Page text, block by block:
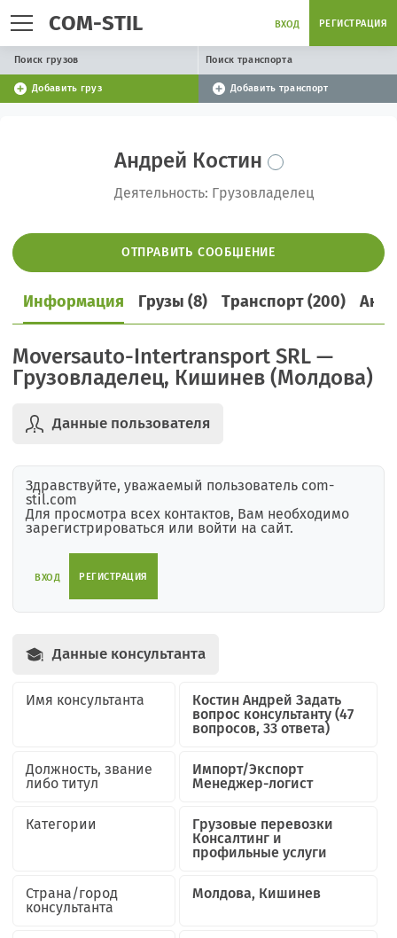
COM-STIL ВХОД РЕГИСТРАЦИЯ
Поиск грузов Поиск транспорта
Добавить груз Добавить транспорт
Андрей Костин
Деятельность: Грузовладелец
ОТПРАВИТЬ СООБЩЕНИЕ
Информация Грузы (8) Транспорт (200)
Moversauto-Intertransport SRL —
Грузовладелец, Кишинев (Молдова)
Данные пользователя
Здравствуйте, уважаемый пользователь com-
stil.com
Для просмотра всех контактов, Вам необходимо
зарегистрироваться или войти на сайт.
ВХОД РЕГИСТРАЦИЯ
Данные консультанта
Имя консультанта Костин Андрей Задать
вопрос консультанту (47
вопросов, 33 ответа)
Должность, звание
либо титул
Импорт/Экспорт
Менеджер-логист
Категории
Грузовые перевозки
Консалтинг и
профильные услуги
Страна/город
консультанта
Молдова, Кишинев